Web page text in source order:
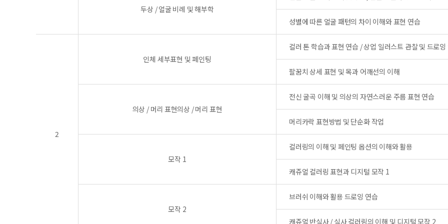
두상 / 얼굴 비례 및 해부학
성별에 따른 얼굴 패턴의 차이 이해와 표현 연습
2
인체 세부표현 및 페인팅
컬러 톤 학습과 표현 연습 / 상업 일러스트 관찰 및 드로잉
팔꿈치 상세 표현 및 목과 어깨선의 이해
의상 / 머리 표현의상 / 머리 표현
전신 굴곡 이해 및 의상의 자연스러운 주름 표현 연습
머리카락 표현방법 및 단순화 작업
모작 1
컬러링의 이해 및 페인팅 옵션의 이해와 활용
캐쥬얼 컬러링 표현과 디지털 모작 1
모작 2
브러쉬 이해와 활용 드로잉 연습
캐쥬얼 반실사 / 실사 컬러링의 이해 및 디지털 모작 2